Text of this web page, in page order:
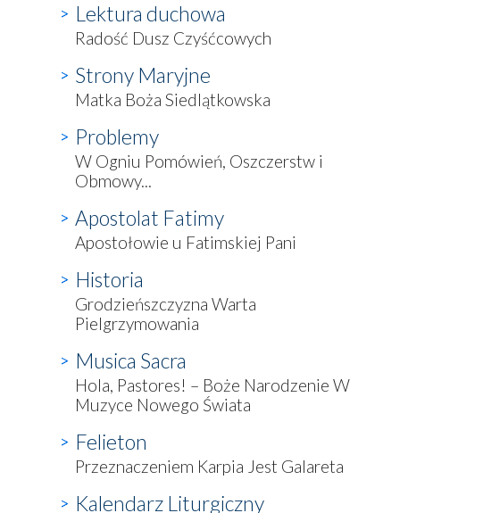
Lektura duchowa
Radość Dusz Czyśćcowych
Strony Maryjne
Matka Boża Siedlątkowska
Problemy
W Ogniu Pomówień, Oszczerstw i
Obmowy...
Apostolat Fatimy
Apostołowie u Fatimskiej Pani
Historia
Grodzieńszczyzna Warta
Pielgrzymowania
Musica Sacra
Hola, Pastores! – Boże Narodzenie W
Muzyce Nowego Świata
Felieton
Przeznaczeniem Karpia Jest Galareta
Kalendarz Liturgiczny